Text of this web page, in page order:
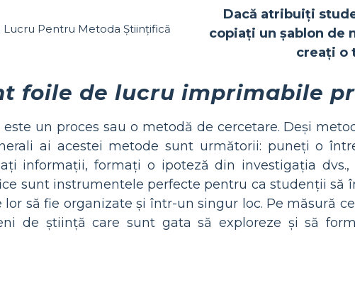
Dacă atribuiți
copiați un șablon de
creați o
foile de lucru imprimabile
un proces sau o metodă de cercetare. Deși
ai acestei metode sunt următorii: puneți o
informații, formați o ipoteză din investigația
sunt instrumentele perfecte pentru ca studenții să
să fie organizate și într-un singur loc. Pe măsură
de știință care sunt gata să exploreze și să